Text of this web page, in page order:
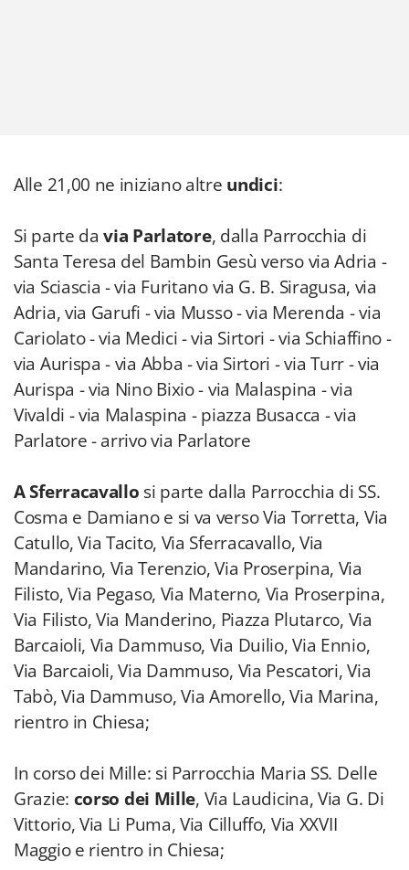
Alle 21,00 ne iniziano altre undici:
Si parte davia Parlatore, dalla Parrocchia di
Santa Teresa del Bambin Gesù verso via Adria -
via Sciascia - via Furitano ­via G. B. Siragusa, via
Adria, via Garufi - via Musso - via Merenda - via
Cariolato - via Medici - via Sirtori - via Schiaffino -
via Aurispa - via Abba - via Sirtori - via Turr - via
Aurispa - via Nino Bixio - via Malaspina - via
Vivaldi - via Malaspina - piazza Busacca - via
Parlatore - arrivo via Parlatore
A Sferracavallo si parte dalla Parrocchia di SS.
Cosma e Damiano e si va verso Via Torretta, Via
Catullo, Via Tacito, Via Sferracavallo, Via
Mandarino, Via Terenzio, Via Proserpina, Via
Filisto, Via Pegaso, Via Materno, Via Proserpina,
Via Filisto, Via Manderino, Piazza Plutarco, Via
Barcaioli, Via Dammuso, Via Duilio, Via Ennio,
Via Barcaioli, Via Dammuso, Via Pescatori, Via
Tabò, Via Dammuso, Via Amorello, Via Marina,
rientro in Chiesa;
In corso dei Mille: si Parrocchia Maria SS. Delle
Grazie: corso dei Mille, Via Laudicina, Via G. Di
Vittorio, Via Li Puma, Via Cilluffo, Via XXVII
Maggio e rientro in Chiesa;